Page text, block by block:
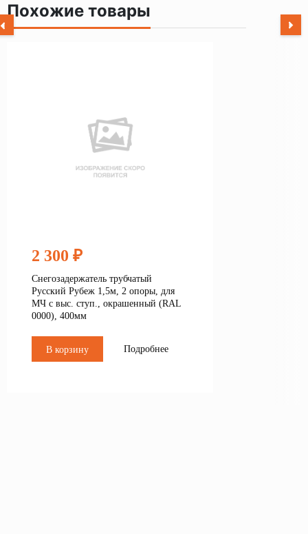
Похожие товары
2 300 ₽
Снегозадержатель трубчатый
Русский Рубеж 1,5м, 2 опоры, для
МЧ с выс. ступ., окрашенный (RAL
0000), 400мм
В корзину Подробнее